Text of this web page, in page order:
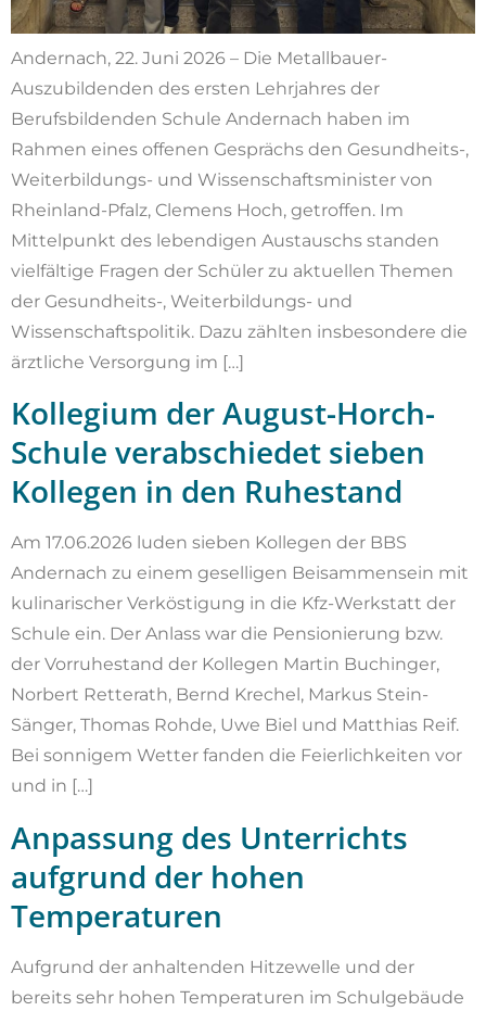
Andernach, 22. Juni 2026 – Die Metallbauer-
Auszubildenden des ersten Lehrjahres der
Berufsbildenden Schule Andernach haben im
Rahmen eines offenen Gesprächs den Gesundheits-,
Weiterbildungs- und Wissenschaftsminister von
Rheinland-Pfalz, Clemens Hoch, getroffen. Im
Mittelpunkt des lebendigen Austauschs standen
vielfältige Fragen der Schüler zu aktuellen Themen
der Gesundheits-, Weiterbildungs- und
Wissenschaftspolitik. Dazu zählten insbesondere die
ärztliche Versorgung im […]
Kollegium der August-Horch-
Schule verabschiedet sieben
Kollegen in den Ruhestand
Am 17.06.2026 luden sieben Kollegen der BBS
Andernach zu einem geselligen Beisammensein mit
kulinarischer Verköstigung in die Kfz-Werkstatt der
Schule ein. Der Anlass war die Pensionierung bzw.
der Vorruhestand der Kollegen Martin Buchinger,
Norbert Retterath, Bernd Krechel, Markus Stein-
Sänger, Thomas Rohde, Uwe Biel und Matthias Reif.
Bei sonnigem Wetter fanden die Feierlichkeiten vor
und in […]
Anpassung des Unterrichts
aufgrund der hohen
Temperaturen
Aufgrund der anhaltenden Hitzewelle und der
bereits sehr hohen Temperaturen im Schulgebäude